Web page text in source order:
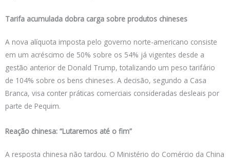
Tarifa acumulada dobra carga sobre produtos chineses
A nova alíquota imposta pelo governo norte-americano consiste
em um acréscimo de 50% sobre os 54% já vigentes desde a
gestão anterior de Donald Trump, totalizando um peso tarifário
de 104% sobre os bens chineses. A decisão, segundo a Casa
Branca, visa conter práticas comerciais consideradas desleais por
parte de Pequim.
Reação chinesa: “Lutaremos até o fim”
A resposta chinesa não tardou. O Ministério do Comércio da China